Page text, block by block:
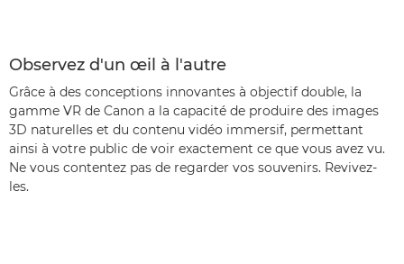
Observez d'un œil à l'autre
Grâce à des conceptions innovantes à objectif double, la
gamme VR de Canon a la capacité de produire des images
3D naturelles et du contenu vidéo immersif, permettant
ainsi à votre public de voir exactement ce que vous avez vu.
Ne vous contentez pas de regarder vos souvenirs. Revivez-
les.